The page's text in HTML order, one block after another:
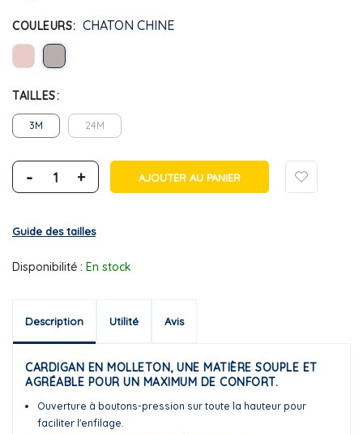
COULEURS CHATON CHINE
TAILLES
3M 24M
- + AJOUTER AU PANIER
Guide des tailles
Disponibilité : En stock
Description Utilité Avis
CARDIGAN EN MOLLETON, UNE MATIÈRE SOUPLE ET
AGRÉABLE POUR UN MAXIMUM DE CONFORT.
Ouverture à boutons-pression sur toute la hauteur pour
faciliter l'enfilage.